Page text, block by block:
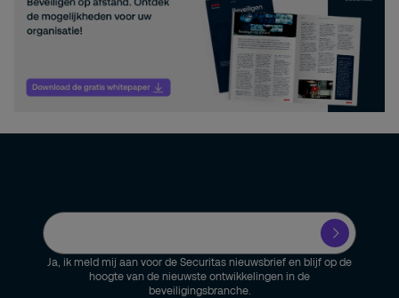
Ja, ik meld mij aan voor de Securitas nieuwsbrief en blijf op de
hoogte van de nieuwste ontwikkelingen in de
beveiligingsbranche.